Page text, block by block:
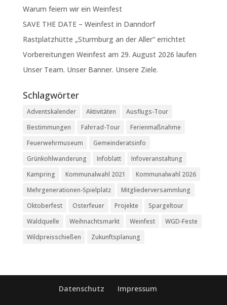
Warum feiern wir ein Weinfest
SAVE THE DATE – Weinfest in Danndorf
Rastplatzhütte „Sturmburg an der Aller“ errichtet
Vorbereitungen Weinfest am 29. August 2026 laufen
Unser Team. Unser Banner. Unsere Ziele.
Schlagwörter
Adventskalender Aktivitäten
Ausflugs-Tour
Bestimmungen
Fahrrad-Tour
Ferienmaßnahme
Feuerwehrmuseum
Gemeinderatsinfo
Grünkohlwanderung
Infoblatt
Infoveranstaltung
Kampring
Kommunalwahl 2021
Kommunalwahl 2026
Mehrgenerationen-Spielplatz
Mitgliederversammlung
Oktoberfest
Osterfeuer Projekte
Spargeltour
Waldquelle
Weihnachtsmarkt Weinfest
WGD-Feste
Wildpreisschießen
Zukunftsplanung
Datenschutz Impressum